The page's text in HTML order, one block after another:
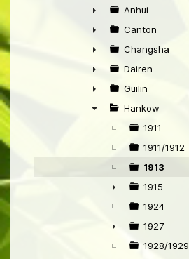
►
Anhui
►
Canton
►
Changsha
►
Dairen
►
Guilin
Hankow
1911
1911/1912
1913
►
1915
1924
►
1927
1928/1929